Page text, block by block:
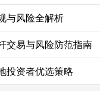
与风险全解析
交易与风险防范指南
投资者优选策略